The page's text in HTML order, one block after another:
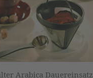
Arabica Dauereinsatz